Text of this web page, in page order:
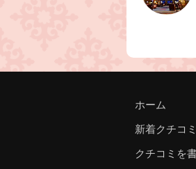
ホーム
新着クチコミ
クチコミを